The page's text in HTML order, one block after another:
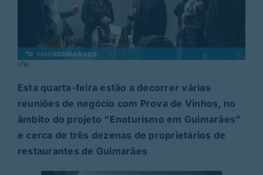
sfia
Esta quarta-feira estão a decorrer várias
reuniões de negócio com Prova de Vinhos, no
âmbito do projeto “Enoturismo em Guimarães”
e cerca de três dezenas de proprietários de
restaurantes de Guimarães